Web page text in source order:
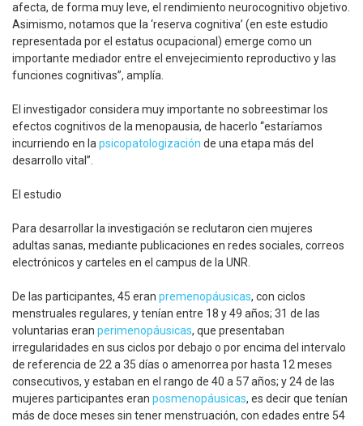
afecta, de forma muy leve, el rendimiento neurocognitivo objetivo.
Asimismo, notamos que la ‘reserva cognitiva’ (en este estudio
representada por el estatus ocupacional) emerge como un
importante mediador entre el envejecimiento reproductivo y las
funciones cognitivas”, amplía.
El investigador considera muy importante no sobreestimar los
efectos cognitivos de la menopausia, de hacerlo “estaríamos
incurriendo en la psicopatologización de una etapa más del
desarrollo vital”.
El estudio
Para desarrollar la investigación se reclutaron cien mujeres
adultas sanas, mediante publicaciones en redes sociales, correos
electrónicos y carteles en el campus de la UNR.
De las participantes, 45 eran premenopáusicas, con ciclos
menstruales regulares, y tenían entre 18 y 49 años; 31 de las
voluntarias eran perimenopáusicas, que presentaban
irregularidades en sus ciclos por debajo o por encima del intervalo
de referencia de 22 a 35 días o amenorrea por hasta 12 meses
consecutivos, y estaban en el rango de 40 a 57 años; y 24 de las
mujeres participantes eran posmenopáusicas, es decir que tenían
más de doce meses sin tener menstruación, con edades entre 54